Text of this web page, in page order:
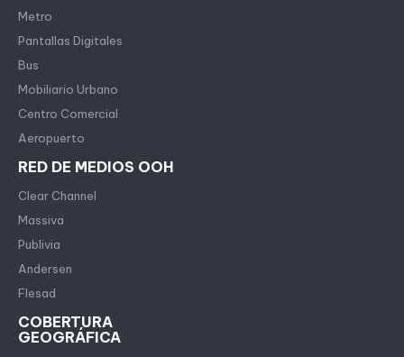
Metro
Pantallas Digitales
Bus
Mobiliario Urbano
Centro Comercial
Aeropuerto
RED DE MEDIOS OOH
Clear Channel
Massiva
Publivia
Andersen
Flesad
COBERTURA
GEOGRÁFICA